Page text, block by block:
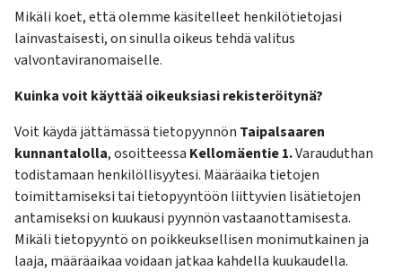
Mikäli koet, että olemme käsitelleet henkilötietojasi
lainvastaisesti, on sinulla oikeus tehdä valitus
valvontaviranomaiselle.
Kuinka voit käyttää oikeuksiasi rekisteröitynä?
Voit käydä jättämässä tietopyynnön Taipalsaaren
kunnantalolla, osoitteessa Kellomäentie 1.Varauduthan
todistamaan henkilöllisyytesi. Määräaika tietojen
toimittamiseksi tai tietopyyntöön liittyvien lisätietojen
antamiseksi on kuukausi pyynnön vastaanottamisesta.
Mikäli tietopyyntö on poikkeuksellisen monimutkainen ja
laaja, määräaikaa voidaan jatkaa kahdella kuukaudella.